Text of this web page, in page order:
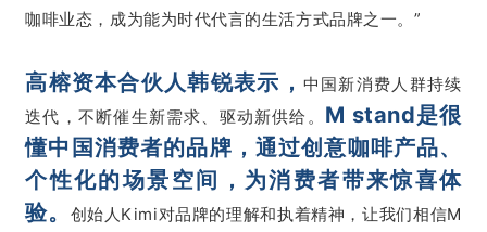
咖啡业态，成为能为时代代言的生活方式品牌之一。”
高榕资本合伙人韩锐表示， 中国新消费人群持续
迭代，不断催生新需求、驱动新供给。 M stand是很
懂中国消费者的品牌，通过创意咖啡产品、
个性化的场景空间，为消费者带来惊喜体
验。
创始人Kimi对品牌的理解和执着精神，让我们相信M